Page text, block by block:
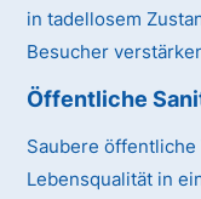
in tadellosem
Besucher
Öffentliche
Saubere
Lebensqualität in